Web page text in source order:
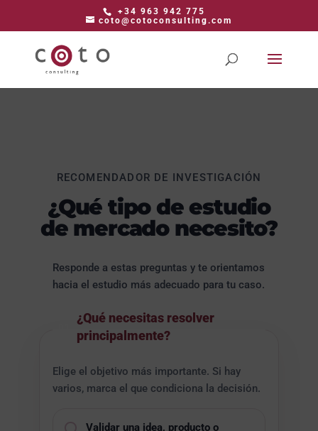
+34 963 942 775
coto@cotoconsulting.com
RECOMENDADOR DE INVESTIGACIÓN
¿Qué tipo de estudio
de mercado necesito?
Responde a estas preguntas y te orientamos
hacia el estudio más adecuado para tu caso.
¿Qué necesitas resolver
principalmente?
Elige el objetivo más importante. Si hay
varios, marca el que condiciona la decisión.
Validar una idea, producto o